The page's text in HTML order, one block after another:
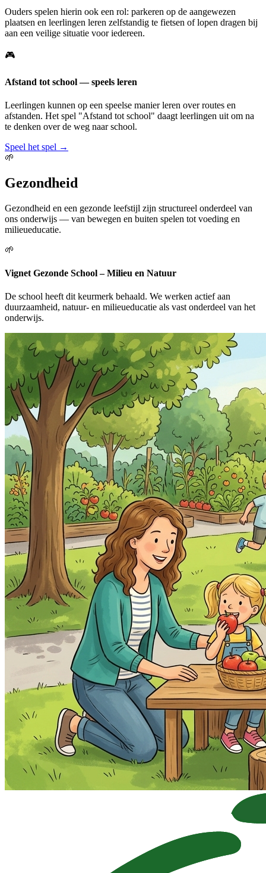
Ouders spelen hierin ook een rol: parkeren op de aangewezen
plaatsen en leerlingen leren zelfstandig te fietsen of lopen dragen bij
aan een veilige situatie voor iedereen.
🎮
Afstand tot school — speels leren
Leerlingen kunnen op een speelse manier leren over routes en
afstanden. Het spel "Afstand tot school" daagt leerlingen uit om na
te denken over de weg naar school.
Speel het spel →
🌱
Gezondheid
Gezondheid en een gezonde leefstijl zijn structureel onderdeel van
ons onderwijs — van bewegen en buiten spelen tot voeding en
milieueducatie.
🌱
Vignet Gezonde School – Milieu en Natuur
De school heeft dit keurmerk behaald. We werken actief aan
duurzaamheid, natuur- en milieueducatie als vast onderdeel van het
onderwijs.